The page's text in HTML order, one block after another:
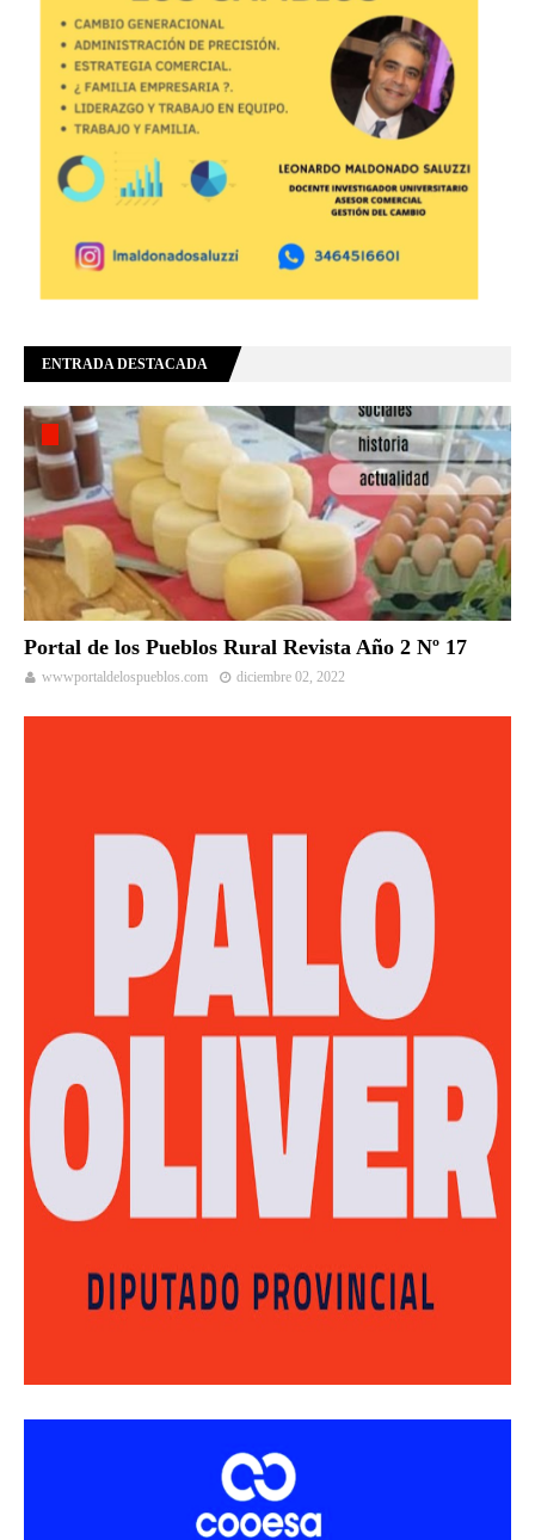
ENTRADA DESTACADA
Portal de los Pueblos Rural Revista Año 2 Nº 17
wwwportaldelospueblos.com diciembre 02, 2022